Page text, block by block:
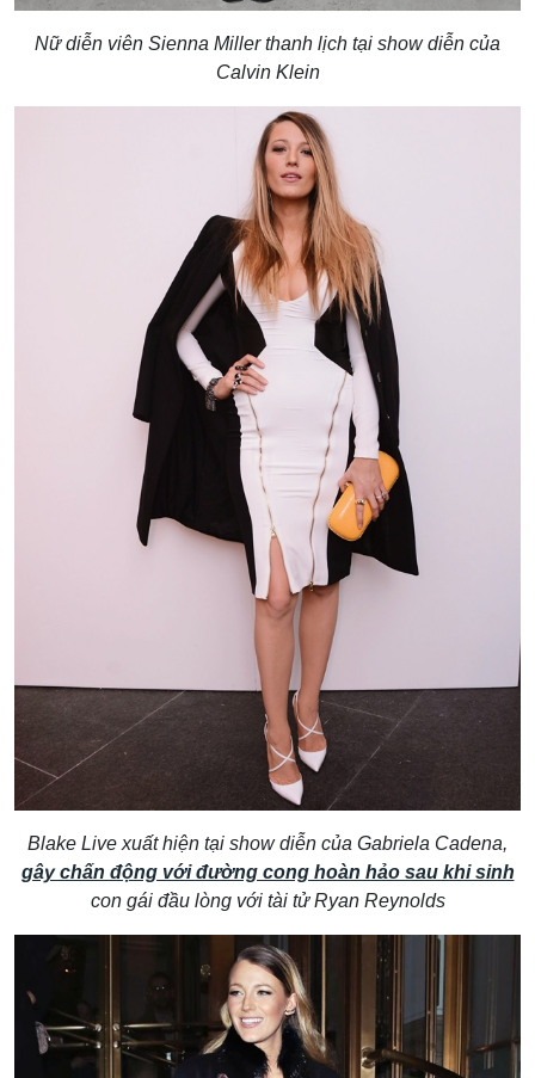
Nữ diễn viên Sienna Miller thanh lịch tại show diễn của
Calvin Klein
Blake Live xuất hiện tại show diễn của Gabriela Cadena,
gây chấn động với đường cong hoàn hảo sau khi sinh
con gái đầu lòng với tài tử Ryan Reynolds